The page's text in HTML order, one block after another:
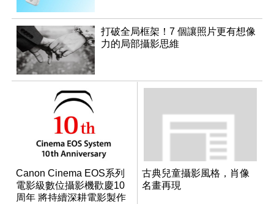
打破全局框架！7 個讓照片更有想像
力的局部攝影思維
Canon Cinema EOS系列
電影級數位攝影機歡慶10
周年 將持續深耕電影製作
古典兒童攝影風格，肖像
名畫再現